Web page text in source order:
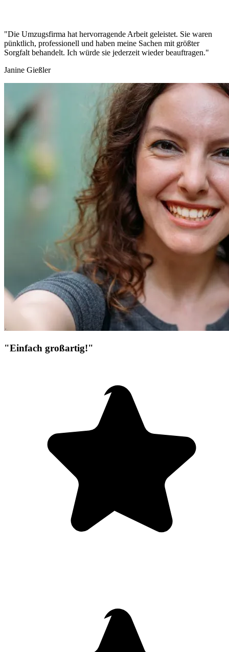
"Die Umzugsfirma hat hervorragende Arbeit geleistet. Sie waren
pünktlich, professionell und haben meine Sachen mit größter
Sorgfalt behandelt. Ich würde sie jederzeit wieder beauftragen."
Janine Gießler
"Einfach großartig!"